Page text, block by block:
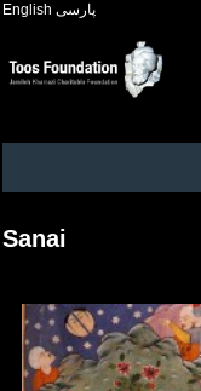
English پارسی
Sanai